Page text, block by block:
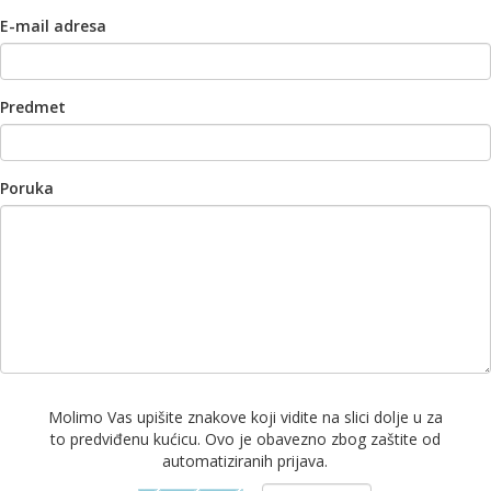
E-mail adresa
Predmet
Poruka
Molimo Vas upišite znakove koji vidite na slici dolje u za
to predviđenu kućicu. Ovo je obavezno zbog zaštite od
automatiziranih prijava.